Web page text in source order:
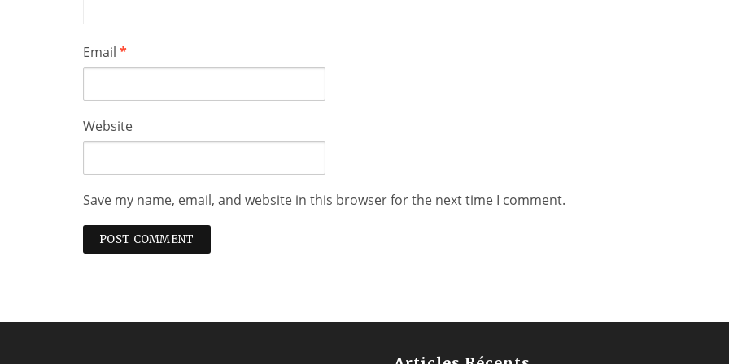
Email *
Website
Save my name, email, and website in this browser for the next time I comment.